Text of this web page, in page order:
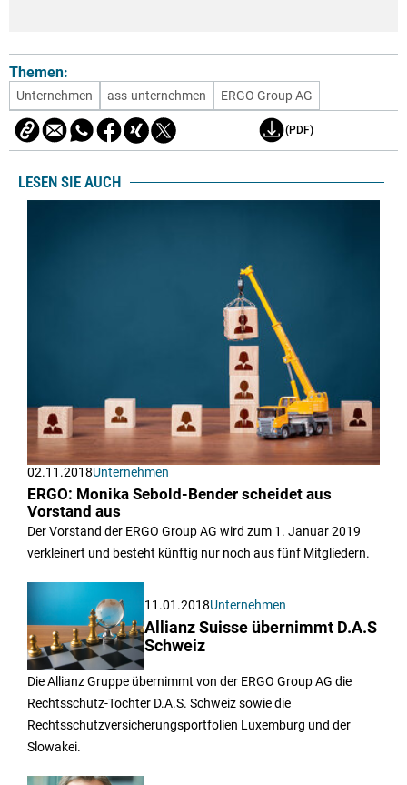
Themen:
Unternehmen ass-unternehmen ERGO Group AG
(PDF)
LESEN SIE AUCH
02.11.2018Unternehmen
ERGO: Monika Sebold-Bender scheidet aus
Vorstand aus
Der Vorstand der ERGO Group AG wird zum 1. Januar 2019
verkleinert und besteht künftig nur noch aus fünf Mitgliedern.
11.01.2018Unternehmen
Allianz Suisse übernimmt D.A.S
Schweiz
Die Allianz Gruppe übernimmt von der ERGO Group AG die
Rechtsschutz-Tochter D.A.S. Schweiz sowie die
Rechtsschutzversicherungsportfolien Luxemburg und der
Slowakei.